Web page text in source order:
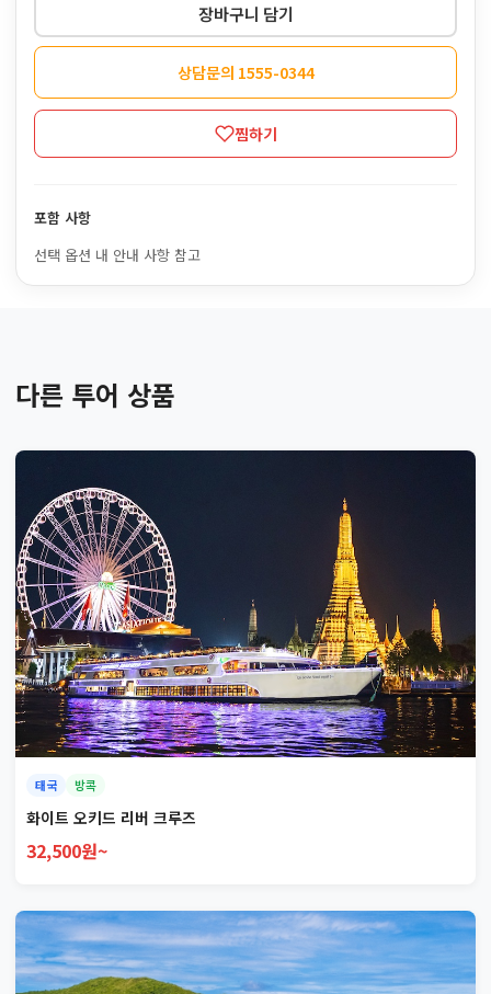
장바구니 담기
상담문의 1555-0344
찜하기
포함 사항
선택 옵션 내 안내 사항 참고
다른 투어 상품
태국 방콕
화이트 오키드 리버 크루즈
32,500원~